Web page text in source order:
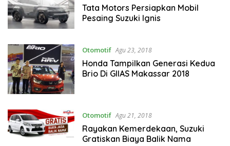
Tata Motors Persiapkan Mobil
Pesaing Suzuki Ignis
Otomotif Agu 23, 2018
Honda Tampilkan Generasi Kedua
Brio Di GIIAS Makassar 2018
Otomotif Agu 21, 2018
Rayakan Kemerdekaan, Suzuki
Gratiskan Biaya Balik Nama